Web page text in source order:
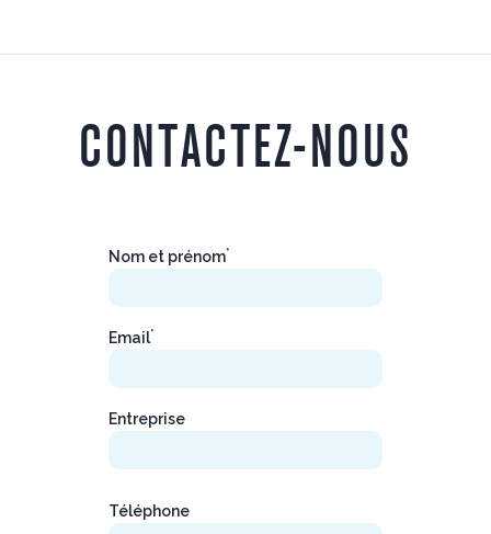
CONTACTEZ-NOUS
Nom et prénom*
Email*
Entreprise
Téléphone